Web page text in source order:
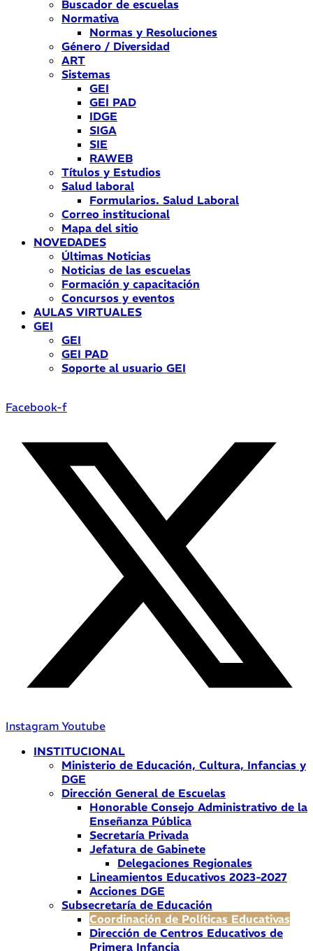
Buscador de escuelas
Normativa
Normas y Resoluciones
Género / Diversidad
ART
Sistemas
GEI
GEI PAD
IDGE
SIGA
SIE
RAWEB
Títulos y Estudios
Salud laboral
Formularios. Salud Laboral
Correo institucional
Mapa del sitio
NOVEDADES
Últimas Noticias
Noticias de las escuelas
Formación y capacitación
Concursos y eventos
AULAS VIRTUALES
GEI
GEI
GEI PAD
Soporte al usuario GEI
Facebook-f
Instagram Youtube
INSTITUCIONAL
Ministerio de Educación, Cultura, Infancias y
DGE
Dirección General de Escuelas
Honorable Consejo Administrativo de la
Enseñanza Pública
Secretaría Privada
Jefatura de Gabinete
Delegaciones Regionales
Lineamientos Educativos 2023-2027
Acciones DGE
Subsecretaría de Educación
Coordinación de Políticas Educativas
Dirección de Centros Educativos de
Primera Infancia